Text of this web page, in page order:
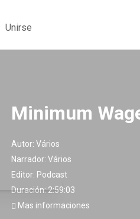
Unirse
Minimum
Autor: Vários
Narrador: Vários
Editor: Podcast
Duración: 2:59:03
Mas informaciones